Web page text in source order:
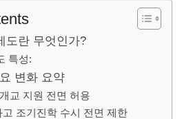
도란 무엇인가?
특성:
변화 요약
교 지원 전면 허용
고 조기진학 수시 전면 제한